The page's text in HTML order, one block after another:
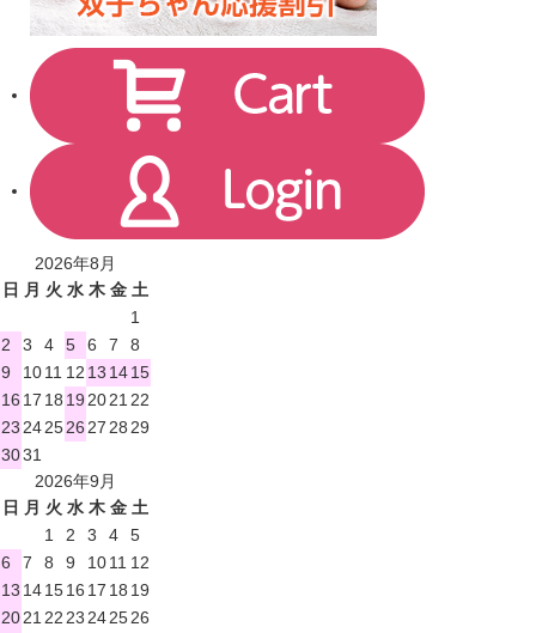
2026年8月
日 月 火 水 木 金 土
1
2
3 4 5 6 7
8
9
1011 12 13 1415
16 17 18 19202122
23242526272829
3031
2026年9月
日 月 火 水 木 金 土
1
2 3 4
5
6
7 8 9 1011 12
13 141516 17 18 19
20212223242526